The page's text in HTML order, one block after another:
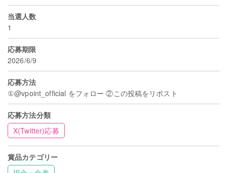
当選人数
1
応募期限
2026/6/9
応募方法
①@vpoint_official をフォロー ②この投稿をリポスト
応募方法分類
X(Twitter)応募
賞品カテゴリー